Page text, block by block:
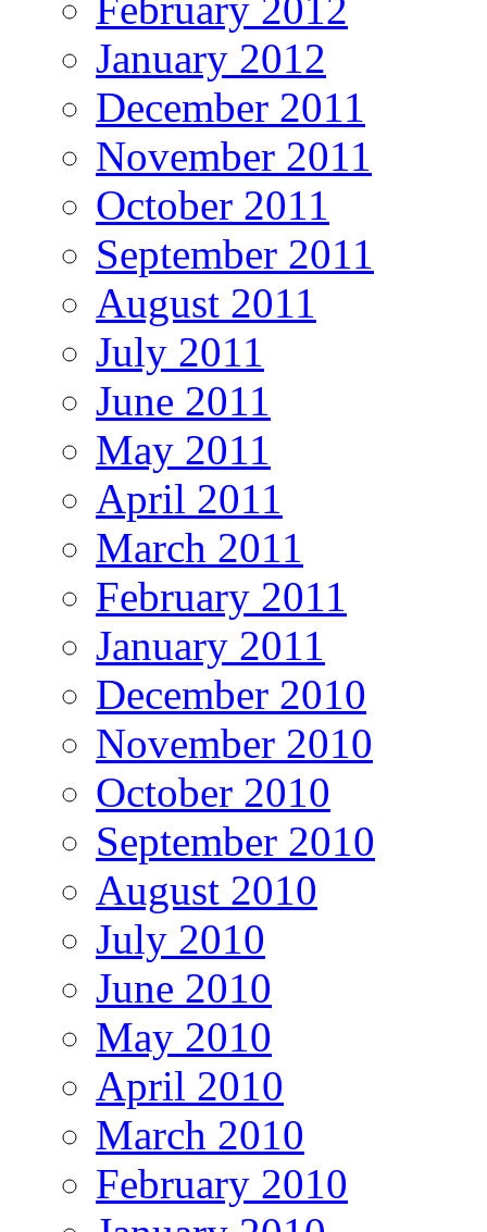
February 2012
January 2012
December 2011
November 2011
October 2011
September 2011
August 2011
July 2011
June 2011
May 2011
April 2011
March 2011
February 2011
January 2011
December 2010
November 2010
October 2010
September 2010
August 2010
July 2010
June 2010
May 2010
April 2010
March 2010
February 2010